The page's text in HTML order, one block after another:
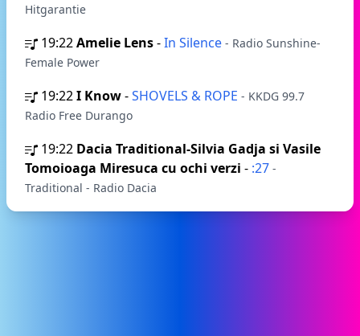
Hitgarantie
19:22Amelie Lens-In Silence - Radio Sunshine-
Female Power
19:22I Know-SHOVELS & ROPE - KKDG 99.7
Radio Free Durango
19:22 Dacia Traditional-Silvia Gadja si Vasile
Tomoioaga Miresuca cu ochi verzi - :27 -
Traditional - Radio Dacia